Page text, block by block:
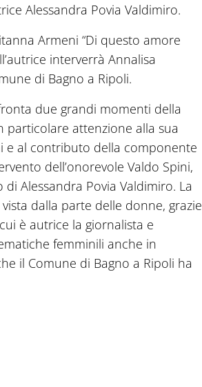
Alessandra Povia Valdimiro.
Armeni “Di questo amore
interverrà Annalisa
di Bagno a Ripoli.
due grandi momenti della
particolare attenzione alla sua
e al contributo della componente
dell’onorevole Valdo Spini,
Alessandra Povia Valdimiro. La
dalla parte delle donne, grazie
è autrice la giornalista e
femminili anche in
il Comune di Bagno a Ripoli ha